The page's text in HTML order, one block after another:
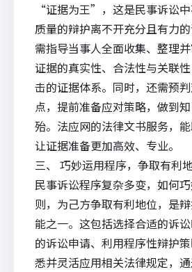
“证据为王”，这是民事诉讼
质量的辩护离不开充分且有力
需指导当事人全面收集、整理
证据的真实性、合法性与关联
击的证据体系。同时，还需预
点，提前准备应对策略，做到
殆。法应网的法律文书服务，能
让证据准备更加高效、专业。
三、 巧妙运用程序，争取有利
民事诉讼程序复杂多变，如何
则，为己方争取有利地位，是
能之一。这包括选择合适的诉
的诉讼申请、利用程序性辩护
悉并灵活应用相关法律规定，